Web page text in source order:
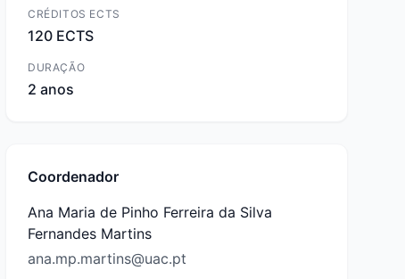
CRÉDITOS ECTS
120 ECTS
DURAÇÃO
2 anos
Coordenador
Ana Maria de Pinho Ferreira da Silva
Fernandes Martins
ana.mp.martins@uac.pt